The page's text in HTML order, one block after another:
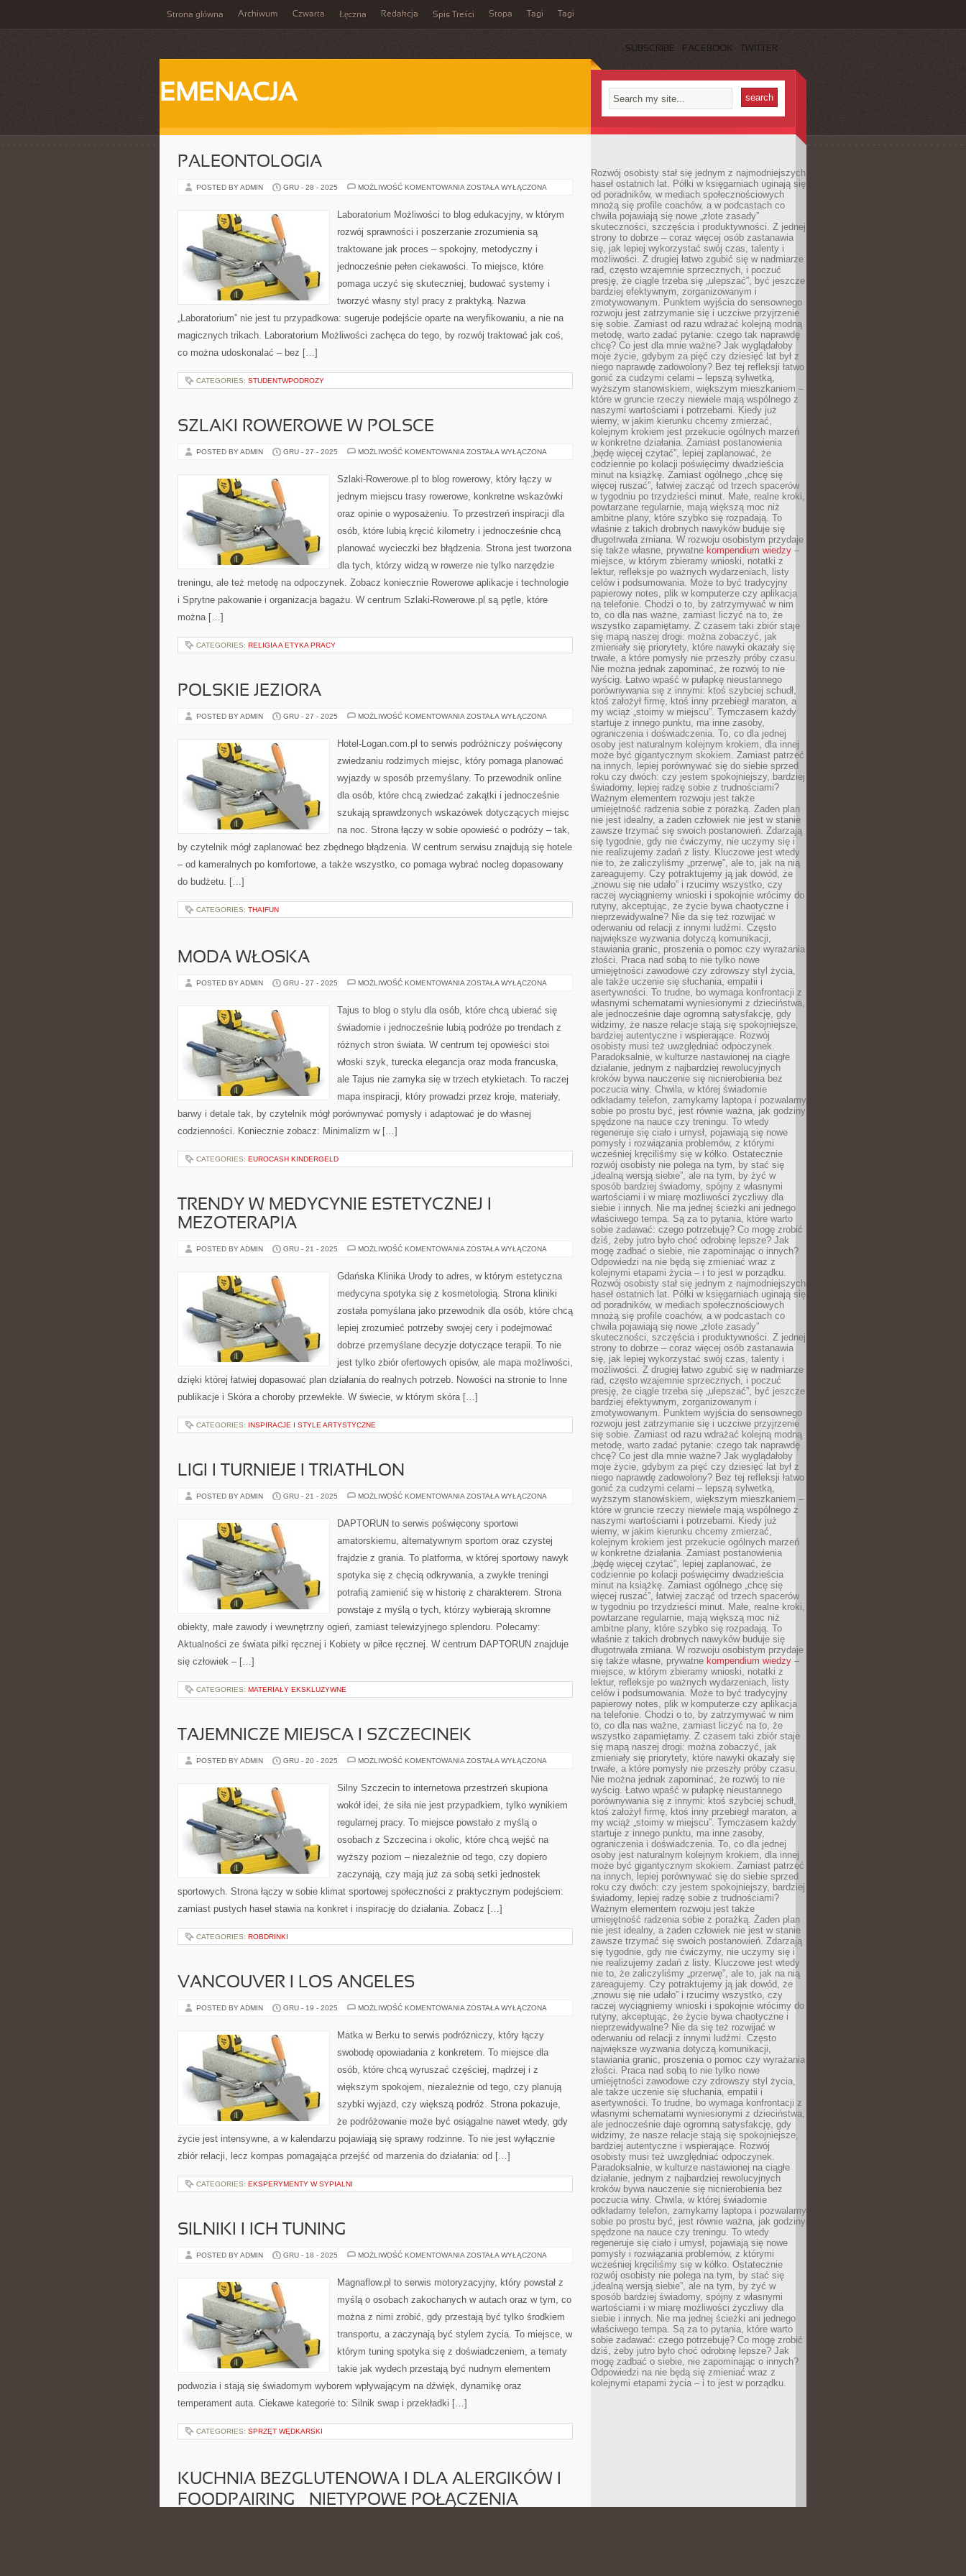
Strona główna Archiwum Czwarta Łęczna Redakcja Spis Treści Stopa Tagi Tagi
SUBSCRIBE FACEBOOK TWITTER
EMENACJA
PALEONTOLOGIA
POSTED BY ADMIN GRU - 28 - 2025 MOŻLIWOŚĆ KOMENTOWANIA PALEONTOLOGIA
ZOSTAŁA WYŁĄCZONA
Laboratorium Możliwości to blog edukacyjny, w którym
rozwój sprawności i poszerzanie zrozumienia są
traktowane jak proces – spokojny, metodyczny i
jednocześnie pełen ciekawości. To miejsce, które
pomaga uczyć się skuteczniej, budować systemy i
tworzyć własny styl pracy z praktyką. Nazwa
„Laboratorium” nie jest tu przypadkowa: sugeruje podejście oparte na weryfikowaniu, a nie na
magicznych trikach. Laboratorium Możliwości zachęca do tego, by rozwój traktować jak coś,
co można udoskonalać – bez […]
CATEGORIES: STUDENTWPODROZY
SZLAKI ROWEROWE W POLSCE
POSTED BY ADMIN GRU - 27 - 2025 MOŻLIWOŚĆ KOMENTOWANIA SZLAKI
ZOSTAŁA WYŁĄCZONA
Szlaki-Rowerowe.pl to blog rowerowy, który łączy w
jednym miejscu trasy rowerowe, konkretne wskazówki
oraz opinie o wyposażeniu. To przestrzeń inspiracji dla
osób, które lubią kręcić kilometry i jednocześnie chcą
planować wycieczki bez błądzenia. Strona jest tworzona
dla tych, którzy widzą w rowerze nie tylko narzędzie
treningu, ale też metodę na odpoczynek. Zobacz koniecznie Rowerowe aplikacje i technologie
i Sprytne pakowanie i organizacja bagażu. W centrum Szlaki-Rowerowe.pl są pętle, które
można […]
CATEGORIES: RELIGIA A ETYKA PRACY
POLSKIE JEZIORA
POSTED BY ADMIN GRU - 27 - 2025 MOŻLIWOŚĆ KOMENTOWANIA POLSKIE
ZOSTAŁA WYŁĄCZONA
Hotel-Logan.com.pl to serwis podróżniczy poświęcony
zwiedzaniu rodzimych miejsc, który pomaga planować
wyjazdy w sposób przemyślany. To przewodnik online
dla osób, które chcą zwiedzać zakątki i jednocześnie
szukają sprawdzonych wskazówek dotyczących miejsc
na noc. Strona łączy w sobie opowieść o podróży – tak,
by czytelnik mógł zaplanować bez zbędnego błądzenia. W centrum serwisu znajdują się hotele
– od kameralnych po komfortowe, a także wszystko, co pomaga wybrać nocleg dopasowany
do budżetu. […]
CATEGORIES: THAIFUN
MODA WŁOSKA
POSTED BY ADMIN GRU - 27 - 2025 MOŻLIWOŚĆ KOMENTOWANIA MODA
ZOSTAŁA WYŁĄCZONA
Tajus to blog o stylu dla osób, które chcą ubierać się
świadomie i jednocześnie lubią podróże po trendach z
różnych stron świata. W centrum tej opowieści stoi
włoski szyk, turecka elegancja oraz moda francuska,
ale Tajus nie zamyka się w trzech etykietach. To raczej
mapa inspiracji, który prowadzi przez kroje, materiały,
barwy i detale tak, by czytelnik mógł porównywać pomysły i adaptować je do własnej
codzienności. Koniecznie zobacz: Minimalizm w […]
CATEGORIES: EUROCASH KINDERGELD
TRENDY W MEDYCYNIE ESTETYCZNEJ I
MEZOTERAPIA
POSTED BY ADMIN GRU - 21 - 2025 MOŻLIWOŚĆ KOMENTOWANIA TRENDY
ESTETYCZNEJ
I
ZOSTAŁA WYŁĄCZONA
Gdańska Klinika Urody to adres, w którym estetyczna
medycyna spotyka się z kosmetologią. Strona kliniki
została pomyślana jako przewodnik dla osób, które chcą
lepiej zrozumieć potrzeby swojej cery i podejmować
dobrze przemyślane decyzje dotyczące terapii. To nie
jest tylko zbiór ofertowych opisów, ale mapa możliwości,
dzięki której łatwiej dopasować plan działania do realnych potrzeb. Nowości na stronie to Inne
publikacje i Skóra a choroby przewlekłe. W świecie, w którym skóra […]
CATEGORIES: INSPIRACJE I STYLE ARTYSTYCZNE
LIGI I TURNIEJE I TRIATHLON
POSTED BY ADMIN GRU - 21 - 2025 MOŻLIWOŚĆ KOMENTOWANIA LIGI
TRIATHLON
ZOSTAŁA WYŁĄCZONA
DAPTORUN to serwis poświęcony sportowi
amatorskiemu, alternatywnym sportom oraz czystej
frajdzie z grania. To platforma, w której sportowy nawyk
spotyka się z chęcią odkrywania, a zwykłe treningi
potrafią zamienić się w historię z charakterem. Strona
powstaje z myślą o tych, którzy wybierają skromne
obiekty, małe zawody i wewnętrzny ogień, zamiast telewizyjnego splendoru. Polecamy:
Aktualności ze świata piłki ręcznej i Kobiety w piłce ręcznej. W centrum DAPTORUN znajduje
się człowiek – […]
CATEGORIES: MATERIAŁY EKSKLUZYWNE
TAJEMNICZE MIEJSCA I SZCZECINEK
POSTED BY ADMIN GRU - 20 - 2025 MOŻLIWOŚĆ KOMENTOWANIA TAJEMNICZE
SZCZECINEK
ZOSTAŁA WYŁĄCZONA
Silny Szczecin to internetowa przestrzeń skupiona
wokół idei, że siła nie jest przypadkiem, tylko wynikiem
regularnej pracy. To miejsce powstało z myślą o
osobach z Szczecina i okolic, które chcą wejść na
wyższy poziom – niezależnie od tego, czy dopiero
zaczynają, czy mają już za sobą setki jednostek
sportowych. Strona łączy w sobie klimat sportowej społeczności z praktycznym podejściem:
zamiast pustych haseł stawia na konkret i inspirację do działania. Zobacz […]
CATEGORIES: ROBDRINKI
VANCOUVER I LOS ANGELES
POSTED BY ADMIN GRU - 19 - 2025 MOŻLIWOŚĆ KOMENTOWANIA VANCOUVER
ANGELES
ZOSTAŁA WYŁĄCZONA
Matka w Berku to serwis podróżniczy, który łączy
swobodę opowiadania z konkretem. To miejsce dla
osób, które chcą wyruszać częściej, mądrzej i z
większym spokojem, niezależnie od tego, czy planują
szybki wyjazd, czy większą podróż. Strona pokazuje,
że podróżowanie może być osiągalne nawet wtedy, gdy
życie jest intensywne, a w kalendarzu pojawiają się sprawy rodzinne. To nie jest wyłącznie
zbiór relacji, lecz kompas pomagająca przejść od marzenia do działania: od […]
CATEGORIES: EKSPERYMENTY W SYPIALNI
SILNIKI I ICH TUNING
POSTED BY ADMIN GRU - 18 - 2025 MOŻLIWOŚĆ KOMENTOWANIA SILNIKI
TUNING
ZOSTAŁA WYŁĄCZONA
Magnaflow.pl to serwis motoryzacyjny, który powstał z
myślą o osobach zakochanych w autach oraz w tym, co
można z nimi zrobić, gdy przestają być tylko środkiem
transportu, a zaczynają być stylem życia. To miejsce, w
którym tuning spotyka się z doświadczeniem, a tematy
takie jak wydech przestają być nudnym elementem
podwozia i stają się świadomym wyborem wpływającym na dźwięk, dynamikę oraz
temperament auta. Ciekawe kategorie to: Silnik swap i przekładki […]
CATEGORIES: SPRZĘT WĘDKARSKI
KUCHNIA BEZGLUTENOWA I DLA ALERGIKÓW I
FOODPAIRING – NIETYPOWE POŁĄCZENIA
Rozwój osobisty stał się jednym z najmodniejszych
haseł ostatnich lat. Półki w księgarniach uginają się
od poradników, w mediach społecznościowych
mnożą się profile coachów, a w podcastach co
chwila pojawiają się nowe „złote zasady”
skuteczności, szczęścia i produktywności. Z jednej
strony to dobrze – coraz więcej osób zastanawia
się, jak lepiej wykorzystać swój czas, talenty i
możliwości. Z drugiej łatwo zgubić się w nadmiarze
rad, często wzajemnie sprzecznych, i poczuć
presję, że ciągle trzeba się „ulepszać”, być jeszcze
bardziej efektywnym, zorganizowanym i
zmotywowanym. Punktem wyjścia do sensownego
rozwoju jest zatrzymanie się i uczciwe przyjrzenie
się sobie. Zamiast od razu wdrażać kolejną modną
metodę, warto zadać pytanie: czego tak naprawdę
chcę? Co jest dla mnie ważne? Jak wyglądałoby
moje życie, gdybym za pięć czy dziesięć lat był z
niego naprawdę zadowolony? Bez tej refleksji łatwo
gonić za cudzymi celami – lepszą sylwetką,
wyższym stanowiskiem, większym mieszkaniem –
które w gruncie rzeczy niewiele mają wspólnego z
naszymi wartościami i potrzebami. Kiedy już
wiemy, w jakim kierunku chcemy zmierzać,
kolejnym krokiem jest przekucie ogólnych marzeń
w konkretne działania. Zamiast postanowienia
„będę więcej czytać”, lepiej zaplanować, że
codziennie po kolacji poświęcimy dwadzieścia
minut na książkę. Zamiast ogólnego „chcę się
więcej ruszać”, łatwiej zacząć od trzech spacerów
w tygodniu po trzydzieści minut. Małe, realne kroki,
powtarzane regularnie, mają większą moc niż
ambitne plany, które szybko się rozpadają. To
właśnie z takich drobnych nawyków buduje się
długotrwała zmiana. W rozwoju osobistym przydaje
się także własne, prywatne kompendium wiedzy –
miejsce, w którym zbieramy wnioski, notatki z
lektur, refleksje po ważnych wydarzeniach, listy
celów i podsumowania. Może to być tradycyjny
papierowy notes, plik w komputerze czy aplikacja
na telefonie. Chodzi o to, by zatrzymywać w nim
to, co dla nas ważne, zamiast liczyć na to, że
wszystko zapamiętamy. Z czasem taki zbiór staje
się mapą naszej drogi: można zobaczyć, jak
zmieniały się priorytety, które nawyki okazały się
trwałe, a które pomysły nie przeszły próby czasu.
Nie można jednak zapominać, że rozwój to nie
wyścig. Łatwo wpaść w pułapkę nieustannego
porównywania się z innymi: ktoś szybciej schudł,
ktoś założył firmę, ktoś inny przebiegł maraton, a
my wciąż „stoimy w miejscu”. Tymczasem każdy
startuje z innego punktu, ma inne zasoby,
ograniczenia i doświadczenia. To, co dla jednej
osoby jest naturalnym kolejnym krokiem, dla innej
może być gigantycznym skokiem. Zamiast patrzeć
na innych, lepiej porównywać się do siebie sprzed
roku czy dwóch: czy jestem spokojniejszy, bardziej
świadomy, lepiej radzę sobie z trudnościami?
Ważnym elementem rozwoju jest także
umiejętność radzenia sobie z porażką. Żaden plan
nie jest idealny, a żaden człowiek nie jest w stanie
zawsze trzymać się swoich postanowień. Zdarzają
się tygodnie, gdy nie ćwiczymy, nie uczymy się i
nie realizujemy zadań z listy. Kluczowe jest wtedy
nie to, że zaliczyliśmy „przerwę”, ale to, jak na nią
zareagujemy. Czy potraktujemy ją jak dowód, że
„znowu się nie udało” i rzucimy wszystko, czy
raczej wyciągniemy wnioski i spokojnie wrócimy do
rutyny, akceptując, że życie bywa chaotyczne i
nieprzewidywalne? Nie da się też rozwijać w
oderwaniu od relacji z innymi ludźmi. Często
największe wyzwania dotyczą komunikacji,
stawiania granic, proszenia o pomoc czy wyrażania
złości. Praca nad sobą to nie tylko nowe
umiejętności zawodowe czy zdrowszy styl życia,
ale także uczenie się słuchania, empatii i
asertywności. To trudne, bo wymaga konfrontacji z
własnymi schematami wyniesionymi z dzieciństwa,
ale jednocześnie daje ogromną satysfakcję, gdy
widzimy, że nasze relacje stają się spokojniejsze,
bardziej autentyczne i wspierające. Rozwój
osobisty musi też uwzględniać odpoczynek.
Paradoksalnie, w kulturze nastawionej na ciągłe
działanie, jednym z najbardziej rewolucyjnych
kroków bywa nauczenie się nicnierobienia bez
poczucia winy. Chwila, w której świadomie
odkładamy telefon, zamykamy laptopa i pozwalamy
sobie po prostu być, jest równie ważna, jak godziny
spędzone na nauce czy treningu. To wtedy
regeneruje się ciało i umysł, pojawiają się nowe
pomysły i rozwiązania problemów, z którymi
wcześniej kręciliśmy się w kółko. Ostatecznie
rozwój osobisty nie polega na tym, by stać się
„idealną wersją siebie”, ale na tym, by żyć w
sposób bardziej świadomy, spójny z własnymi
wartościami i w miarę możliwości życzliwy dla
siebie i innych. Nie ma jednej ścieżki ani jednego
właściwego tempa. Są za to pytania, które warto
sobie zadawać: czego potrzebuję? Co mogę zrobić
dziś, żeby jutro było choć odrobinę lepsze? Jak
mogę zadbać o siebie, nie zapominając o innych?
Odpowiedzi na nie będą się zmieniać wraz z
kolejnymi etapami życia – i to jest w porządku.
Rozwój osobisty stał się jednym z najmodniejszych
haseł ostatnich lat. Półki w księgarniach uginają się
od poradników, w mediach społecznościowych
mnożą się profile coachów, a w podcastach co
chwila pojawiają się nowe „złote zasady”
skuteczności, szczęścia i produktywności. Z jednej
strony to dobrze – coraz więcej osób zastanawia
się, jak lepiej wykorzystać swój czas, talenty i
możliwości. Z drugiej łatwo zgubić się w nadmiarze
rad, często wzajemnie sprzecznych, i poczuć
presję, że ciągle trzeba się „ulepszać”, być jeszcze
bardziej efektywnym, zorganizowanym i
zmotywowanym. Punktem wyjścia do sensownego
rozwoju jest zatrzymanie się i uczciwe przyjrzenie
się sobie. Zamiast od razu wdrażać kolejną modną
metodę, warto zadać pytanie: czego tak naprawdę
chcę? Co jest dla mnie ważne? Jak wyglądałoby
moje życie, gdybym za pięć czy dziesięć lat był z
niego naprawdę zadowolony? Bez tej refleksji łatwo
gonić za cudzymi celami – lepszą sylwetką,
wyższym stanowiskiem, większym mieszkaniem –
które w gruncie rzeczy niewiele mają wspólnego z
naszymi wartościami i potrzebami. Kiedy już
wiemy, w jakim kierunku chcemy zmierzać,
kolejnym krokiem jest przekucie ogólnych marzeń
w konkretne działania. Zamiast postanowienia
„będę więcej czytać”, lepiej zaplanować, że
codziennie po kolacji poświęcimy dwadzieścia
minut na książkę. Zamiast ogólnego „chcę się
więcej ruszać”, łatwiej zacząć od trzech spacerów
w tygodniu po trzydzieści minut. Małe, realne kroki,
powtarzane regularnie, mają większą moc niż
ambitne plany, które szybko się rozpadają. To
właśnie z takich drobnych nawyków buduje się
długotrwała zmiana. W rozwoju osobistym przydaje
się także własne, prywatne kompendium wiedzy –
miejsce, w którym zbieramy wnioski, notatki z
lektur, refleksje po ważnych wydarzeniach, listy
celów i podsumowania. Może to być tradycyjny
papierowy notes, plik w komputerze czy aplikacja
na telefonie. Chodzi o to, by zatrzymywać w nim
to, co dla nas ważne, zamiast liczyć na to, że
wszystko zapamiętamy. Z czasem taki zbiór staje
się mapą naszej drogi: można zobaczyć, jak
zmieniały się priorytety, które nawyki okazały się
trwałe, a które pomysły nie przeszły próby czasu.
Nie można jednak zapominać, że rozwój to nie
wyścig. Łatwo wpaść w pułapkę nieustannego
porównywania się z innymi: ktoś szybciej schudł,
ktoś założył firmę, ktoś inny przebiegł maraton, a
my wciąż „stoimy w miejscu”. Tymczasem każdy
startuje z innego punktu, ma inne zasoby,
ograniczenia i doświadczenia. To, co dla jednej
osoby jest naturalnym kolejnym krokiem, dla innej
może być gigantycznym skokiem. Zamiast patrzeć
na innych, lepiej porównywać się do siebie sprzed
roku czy dwóch: czy jestem spokojniejszy, bardziej
świadomy, lepiej radzę sobie z trudnościami?
Ważnym elementem rozwoju jest także
umiejętność radzenia sobie z porażką. Żaden plan
nie jest idealny, a żaden człowiek nie jest w stanie
zawsze trzymać się swoich postanowień. Zdarzają
się tygodnie, gdy nie ćwiczymy, nie uczymy się i
nie realizujemy zadań z listy. Kluczowe jest wtedy
nie to, że zaliczyliśmy „przerwę”, ale to, jak na nią
zareagujemy. Czy potraktujemy ją jak dowód, że
„znowu się nie udało” i rzucimy wszystko, czy
raczej wyciągniemy wnioski i spokojnie wrócimy do
rutyny, akceptując, że życie bywa chaotyczne i
nieprzewidywalne? Nie da się też rozwijać w
oderwaniu od relacji z innymi ludźmi. Często
największe wyzwania dotyczą komunikacji,
stawiania granic, proszenia o pomoc czy wyrażania
złości. Praca nad sobą to nie tylko nowe
umiejętności zawodowe czy zdrowszy styl życia,
ale także uczenie się słuchania, empatii i
asertywności. To trudne, bo wymaga konfrontacji z
własnymi schematami wyniesionymi z dzieciństwa,
ale jednocześnie daje ogromną satysfakcję, gdy
widzimy, że nasze relacje stają się spokojniejsze,
bardziej autentyczne i wspierające. Rozwój
osobisty musi też uwzględniać odpoczynek.
Paradoksalnie, w kulturze nastawionej na ciągłe
działanie, jednym z najbardziej rewolucyjnych
kroków bywa nauczenie się nicnierobienia bez
poczucia winy. Chwila, w której świadomie
odkładamy telefon, zamykamy laptopa i pozwalamy
sobie po prostu być, jest równie ważna, jak godziny
spędzone na nauce czy treningu. To wtedy
regeneruje się ciało i umysł, pojawiają się nowe
pomysły i rozwiązania problemów, z którymi
wcześniej kręciliśmy się w kółko. Ostatecznie
rozwój osobisty nie polega na tym, by stać się
„idealną wersją siebie”, ale na tym, by żyć w
sposób bardziej świadomy, spójny z własnymi
wartościami i w miarę możliwości życzliwy dla
siebie i innych. Nie ma jednej ścieżki ani jednego
właściwego tempa. Są za to pytania, które warto
sobie zadawać: czego potrzebuję? Co mogę zrobić
dziś, żeby jutro było choć odrobinę lepsze? Jak
mogę zadbać o siebie, nie zapominając o innych?
Odpowiedzi na nie będą się zmieniać wraz z
kolejnymi etapami życia – i to jest w porządku.